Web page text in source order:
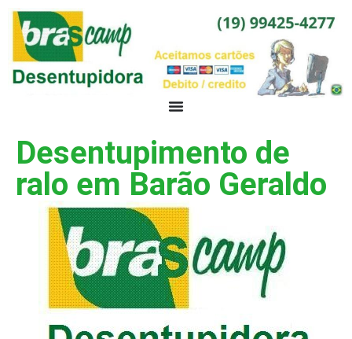
Desentupimento de
ralo em Barão Geraldo